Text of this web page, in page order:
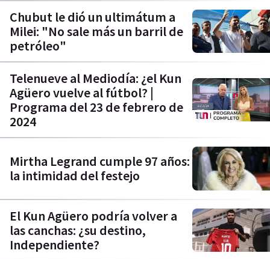
Chubut le dió un ultimátum a
Milei: "No sale más un barril de
petróleo"
Telenueve al Mediodía: ¿el Kun
Agüero vuelve al fútbol? |
Programa del 23 de febrero de
2024
Mirtha Legrand cumple 97 años:
la intimidad del festejo
El Kun Agüero podría volver a
las canchas: ¿su destino,
Independiente?